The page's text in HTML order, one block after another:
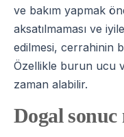
ve bakım yapmak
aksatılmaması ve
edilmesi, cerrahinin
Özellikle burun ucu
zaman alabilir.
Dogal